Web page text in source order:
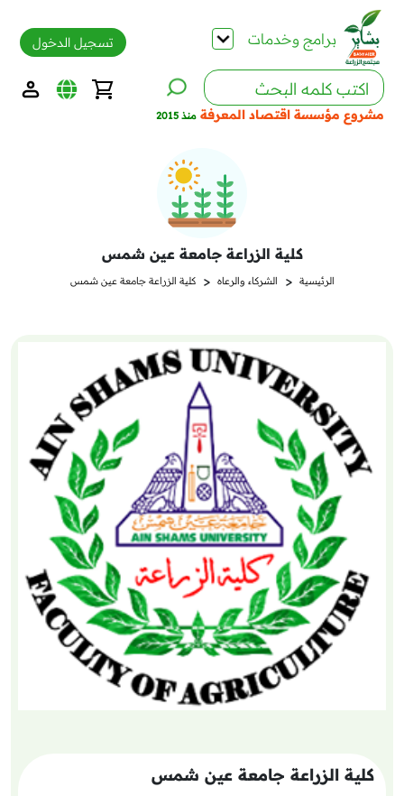
برامج وخدمات
مشروع مؤسسة اقتصاد المعرفة منذ 2015
تسجيل الدخول
كلية الزراعة جامعة عين شمس
الرئيسية < الشركاء والرعاه < كلية الزراعة جامعة عين شمس
كلية الزراعة جامعة عين شمس